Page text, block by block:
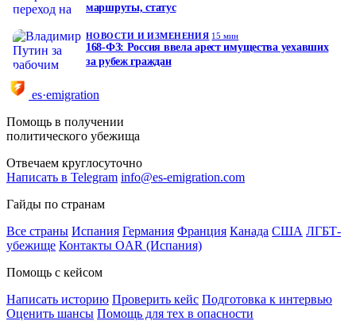
маршруты, статус
НОВОСТИ И ИЗМЕНЕНИЯ 15 мин
168-ФЗ: Россия ввела арест имущества уехавших
за рубеж граждан
es·emigration
Помощь в получении
политического убежища
Отвечаем круглосуточно
Написать в Telegram info@es-emigration.com
Гайды по странам
Все страны Испания Германия Франция Канада США ЛГБТ-
убежище Контакты OAR (Испания)
Помощь с кейсом
Написать историю Проверить кейс Подготовка к интервью
Оценить шансы Помощь для тех в опасности